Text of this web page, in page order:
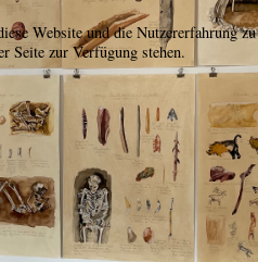
Website und die Nutzererfahrung
Seite zur Verfügung stehen.